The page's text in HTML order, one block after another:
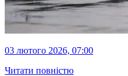
03 лютого 2026, 07:00
Читати повністю